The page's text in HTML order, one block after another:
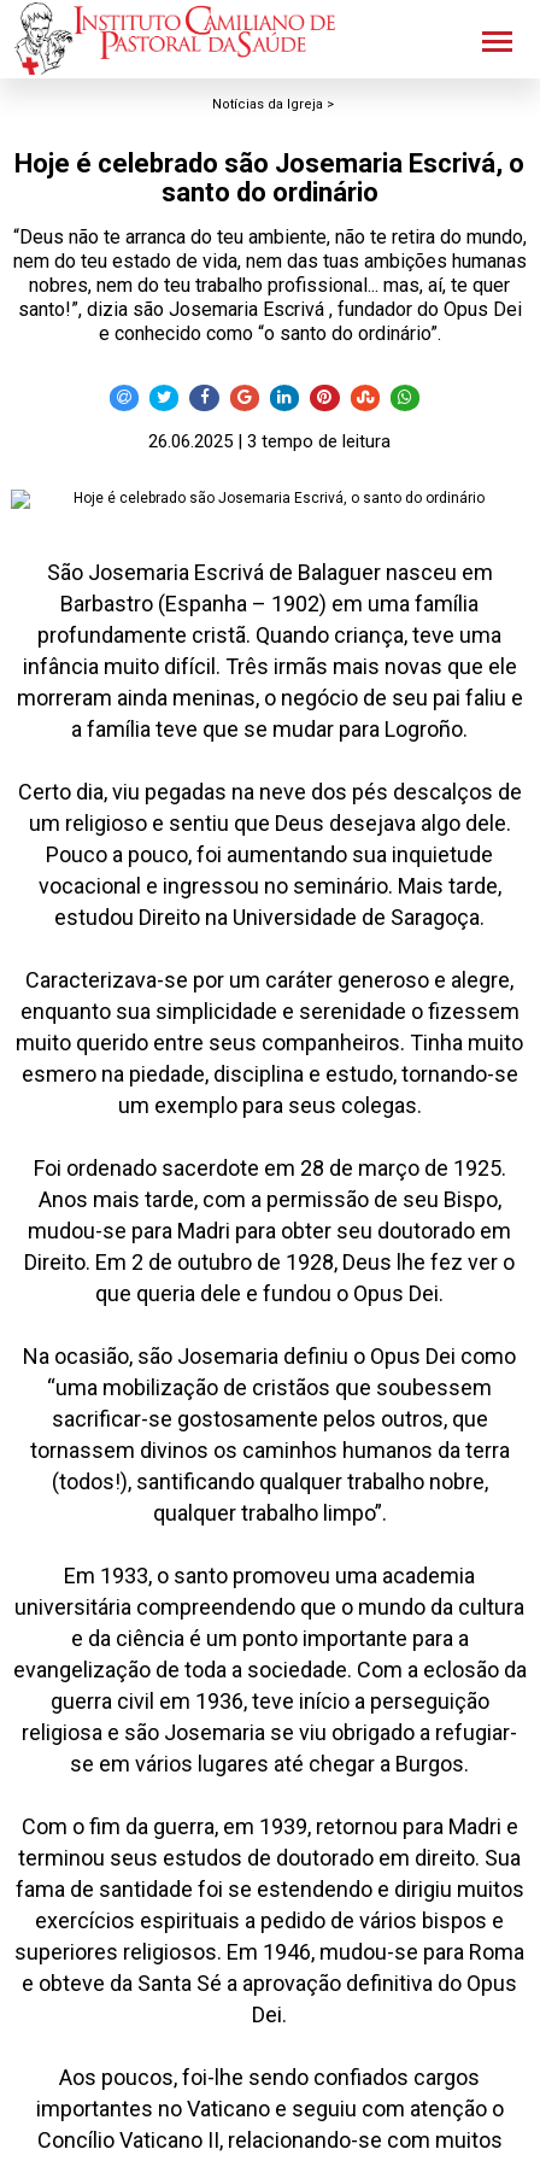
Notícias da Igreja >
Hoje é celebrado são Josemaria Escrivá, o
santo do ordinário
“Deus não te arranca do teu ambiente, não te retira do mundo,
nem do teu estado de vida, nem das tuas ambições humanas
nobres, nem do teu trabalho profissional... mas, aí, te quer
santo!”, dizia são Josemaria Escrivá , fundador do Opus Dei
e conhecido como “o santo do ordinário”.
26.06.2025 | 3 tempo de leitura
São Josemaria Escrivá de Balaguer nasceu em
Barbastro (Espanha – 1902) em uma família
profundamente cristã. Quando criança, teve uma
infância muito difícil. Três irmãs mais novas que ele
morreram ainda meninas, o negócio de seu pai faliu e
a família teve que se mudar para Logroño.
Certo dia, viu pegadas na neve dos pés descalços de
um religioso e sentiu que Deus desejava algo dele.
Pouco a pouco, foi aumentando sua inquietude
vocacional e ingressou no seminário. Mais tarde,
estudou Direito na Universidade de Saragoça.
Caracterizava-se por um caráter generoso e alegre,
enquanto sua simplicidade e serenidade o fizessem
muito querido entre seus companheiros. Tinha muito
esmero na piedade, disciplina e estudo, tornando-se
um exemplo para seus colegas.
Foi ordenado sacerdote em 28 de março de 1925.
Anos mais tarde, com a permissão de seu Bispo,
mudou-se para Madri para obter seu doutorado em
Direito. Em 2 de outubro de 1928, Deus lhe fez ver o
que queria dele e fundou o Opus Dei.
Na ocasião, são Josemaria definiu o Opus Dei como
“uma mobilização de cristãos que soubessem
sacrificar-se gostosamente pelos outros, que
tornassem divinos os caminhos humanos da terra
(todos!), santificando qualquer trabalho nobre,
qualquer trabalho limpo”.
Em 1933, o santo promoveu uma academia
universitária compreendendo que o mundo da cultura
e da ciência é um ponto importante para a
evangelização de toda a sociedade. Com a eclosão da
guerra civil em 1936, teve início a perseguição
religiosa e são Josemaria se viu obrigado a refugiar-
se em vários lugares até chegar a Burgos.
Com o fim da guerra, em 1939, retornou para Madri e
terminou seus estudos de doutorado em direito. Sua
fama de santidade foi se estendendo e dirigiu muitos
exercícios espirituais a pedido de vários bispos e
superiores religiosos. Em 1946, mudou-se para Roma
e obteve da Santa Sé a aprovação definitiva do Opus
Dei.
Aos poucos, foi-lhe sendo confiados cargos
importantes no Vaticano e seguiu com atenção o
Concílio Vaticano II, relacionando-se com muitos